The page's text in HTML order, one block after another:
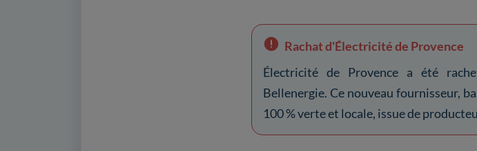
Rachat d'Électricité de Provence
Électricité de Provence a été
Bellenergie. Ce nouveau fournisseur,
100 % verte et locale, issue de